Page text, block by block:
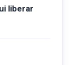
liberar